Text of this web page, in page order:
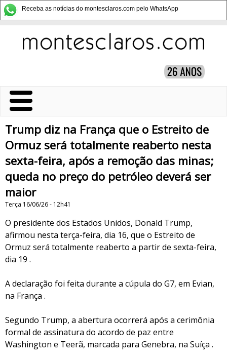
Receba as notícias do montesclaros.com pelo WhatsApp
Trump diz na França que o Estreito de
Ormuz será totalmente reaberto nesta
sexta-feira, após a remoção das minas;
queda no preço do petróleo deverá ser
maior
Terça 16/06/26 - 12h41
O presidente dos Estados Unidos, Donald Trump,
afirmou nesta terça-feira, dia 16, que o Estreito de
Ormuz será totalmente reaberto a partir de sexta-feira,
dia 19 .
A declaração foi feita durante a cúpula do G7, em Evian,
na França .
Segundo Trump, a abertura ocorrerá após a cerimônia
formal de assinatura do acordo de paz entre
Washington e Teerã, marcada para Genebra, na Suíça .